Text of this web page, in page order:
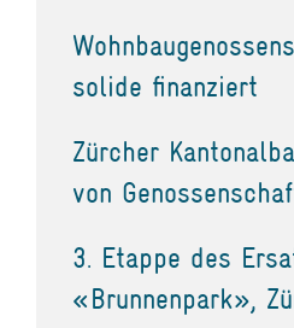
solide finanziert
Zürcher
von
3. Etappe des
«Brunnenpark»,